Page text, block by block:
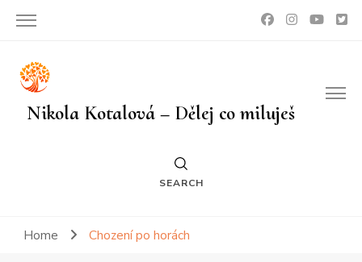
Nikola Kotalová – Dělej co miluješ
SEARCH
Home Chození po horách